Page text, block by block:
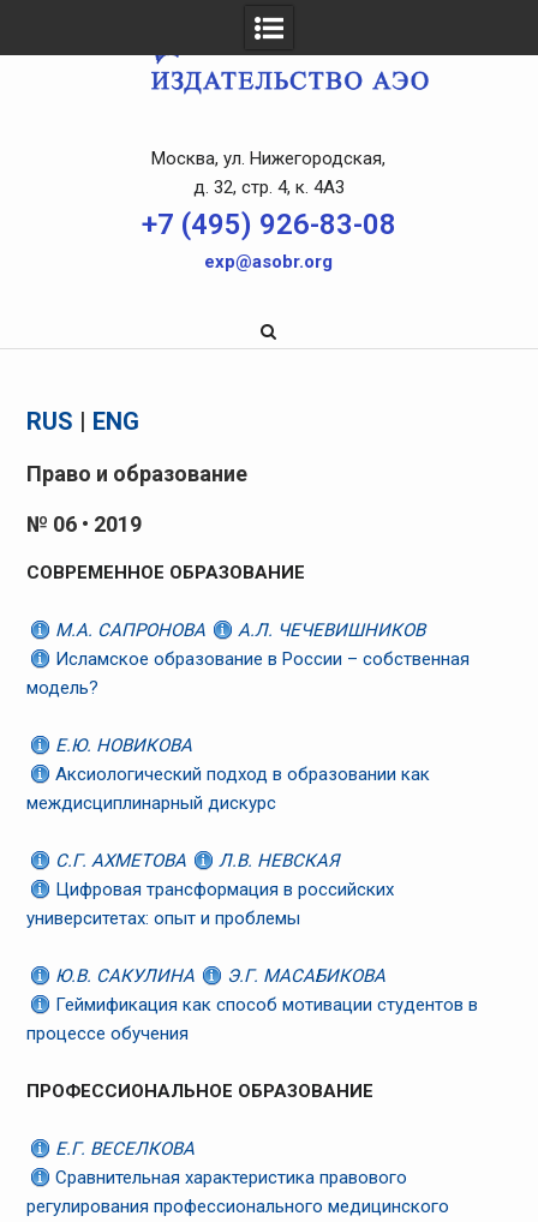
Москва, ул. Нижегородская,
д. 32, стр. 4, к. 4A3
+7 (495) 926-83-08
exp@asobr.org
RUS | ENG
Право и образование
№ 06 • 2019
СОВРЕМЕННОЕ ОБРАЗОВАНИЕ
М.А. САПРОНОВА
А.Л. ЧЕЧЕВИШНИКОВ
Исламское образование в России – собственная
модель?
Е.Ю. НОВИКОВА
Аксиологический подход в образовании как
междисциплинарный дискурс
С.Г. АХМЕТОВА
Л.В. НЕВСКАЯ
Цифровая трансформация в российских
университетах: опыт и проблемы
Ю.В. САКУЛИНА
Э.Г. МАСАБИКОВА
Геймификация как способ мотивации студентов в
процессе обучения
ПРОФЕССИОНАЛЬНОЕ ОБРАЗОВАНИЕ
Е.Г. ВЕСЕЛКОВА
Сравнительная характеристика правового
регулирования профессионального медицинского